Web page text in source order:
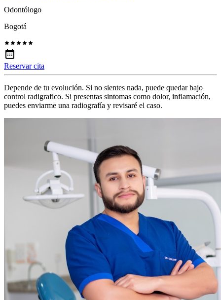
Odontólogo
Bogotá
Reservar cita
Depende de tu evolución. Si no sientes nada, puede quedar bajo
control radigrafico. Si presentas sintomas como dolor, inflamación,
puedes enviarme una radiografía y revisaré el caso.